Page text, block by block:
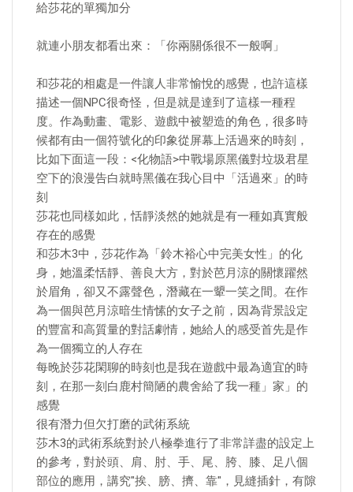
給莎花的單獨加分
就連小朋友都看出來：「你兩關係很不一般啊」
和莎花的相處是一件讓人非常愉悅的感覺，也許這樣
描述一個NPC很奇怪，但是就是達到了這樣一種程
度。作為動畫、電影、遊戲中被塑造的角色，很多時
候都有由一個符號化的印象從屏幕上活過來的時刻，
比如下面這一段：<化物語>中戰場原黑儀對垃圾君星
空下的浪漫告白就時黑儀在我心目中「活過來」的時
刻
莎花也同樣如此，恬靜淡然的她就是有一種如真實般
存在的感覺
和莎木3中，莎花作為「鈴木裕心中完美女性」的化
身，她溫柔恬靜、善良大方，對於芭月涼的關懷躍然
於眉角，卻又不露聲色，潛藏在一顰一笑之間。在作
為一個與芭月涼暗生情愫的女子之前，因為背景設定
的豐富和高質量的對話劇情，她給人的感受首先是作
為一個獨立的人存在
每晚於莎花閑聊的時刻也是我在遊戲中最為適宜的時
刻，在那一刻白鹿村簡陋的農舍給了我一種」家」的
感覺
很有潛力但欠打磨的武術系統
莎木3的武術系統對於八極拳進行了非常詳盡的設定上
的參考，對於頭、肩、肘、手、尾、胯、膝、足八個
部位的應用，講究"挨、膀、擠、靠"，見縫插針，有隙